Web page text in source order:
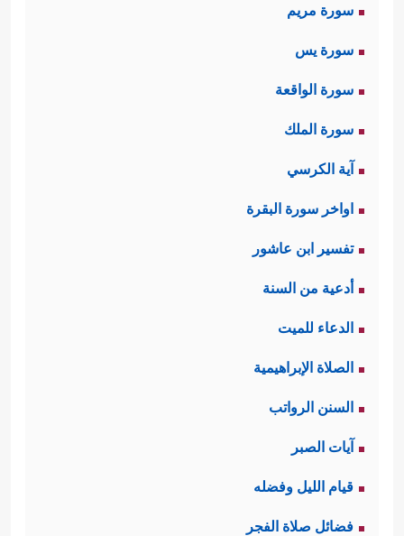
سورة مريم
سورة يس
سورة الواقعة
سورة الملك
آية الكرسي
اواخر سورة البقرة
تفسير ابن عاشور
أدعية من السنة
الدعاء للميت
الصلاة الإبراهيمية
السنن الرواتب
آيات الصبر
قيام الليل وفضله
فضائل صلاة الفجر